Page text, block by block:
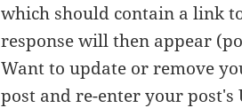
which should contain a link
response will then appear
Want to update or remove
post and re-enter your post's